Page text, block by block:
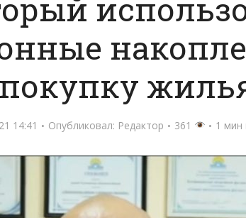
покупку
14:41 Опубликовал: Редактор 361 1 мин